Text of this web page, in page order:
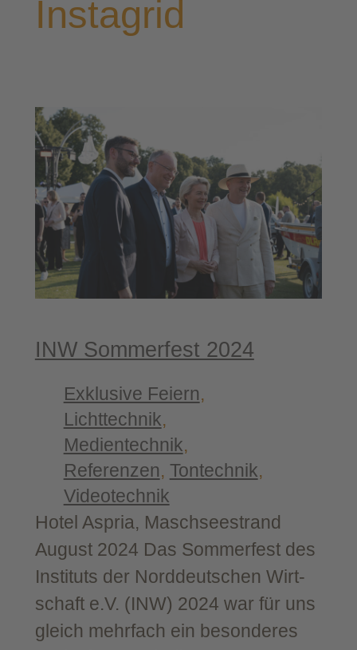
Instagrid
INW Som­mer­fest 2024
Exklusive Feiern
Lichttechnik
Medientechnik
Referenzen, Tontechnik
Videotechnik
Hotel Aspria, Maschsee­strand
August 2024 Das Som­mer­fest des
Insti­tuts der Nord­deut­schen Wirt­
schaft e.V. (INW) 2024 war für uns
gleich mehr­fach ein beson­de­res